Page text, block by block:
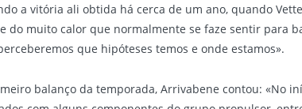
a vitória ali obtida há cerca de um ano, quando
do muito calor que normalmente se faze sentir para
que hipóteses temos e onde estamos».
balanço da temporada, Arrivabene contou: «No